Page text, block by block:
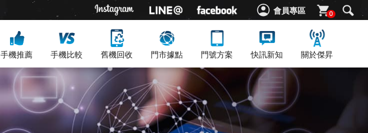
會員專區 0
手機推薦 手機比較 舊機回收 門市據點 門號方案 快訊新知 關於傑昇